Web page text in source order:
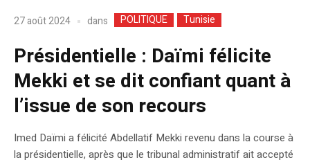
27 août 2024 dans POLITIQUE Tunisie
Présidentielle : Daïmi félicite
Mekki et se dit confiant quant à
l’issue de son recours
Imed Daïmi a félicité Abdellatif Mekki revenu dans la course à
la présidentielle, après que le tribunal administratif ait accepté